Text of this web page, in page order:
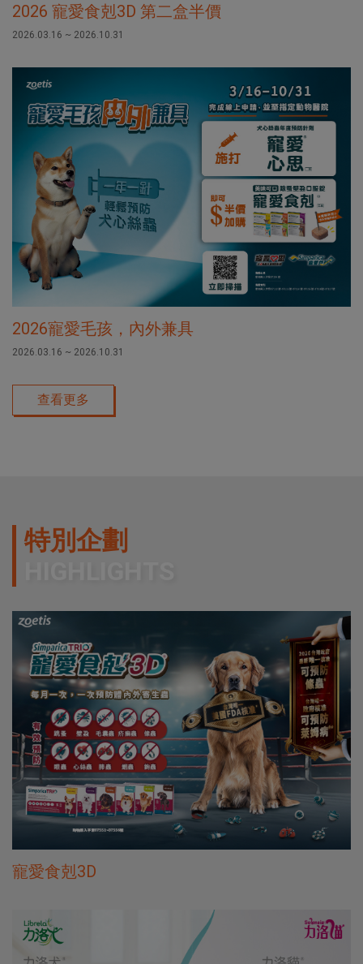
2026 寵愛食剋3D 第二盒半價
2026.03.16 ~ 2026.10.31
2026寵愛毛孩，內外兼具
2026.03.16 ~ 2026.10.31
查看更多
特別企劃
寵愛食剋3D